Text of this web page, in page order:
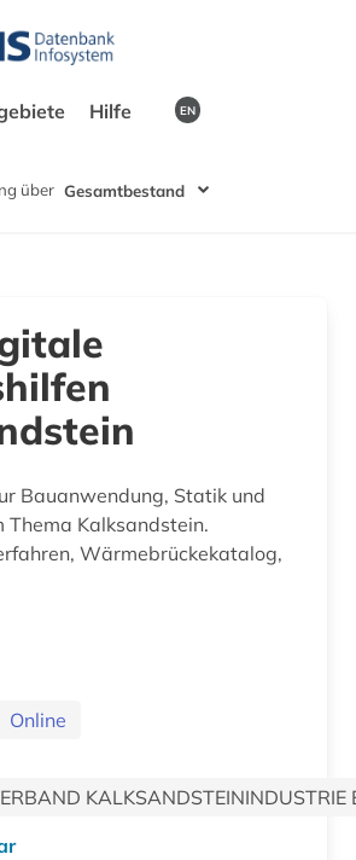
Hilfe EN
über Gesamtbestand
Bauanwendung, Statik und
Thema Kalksandstein.
Wärmebrückekatalog,
Online
KALKSANDSTEININDUSTRIE